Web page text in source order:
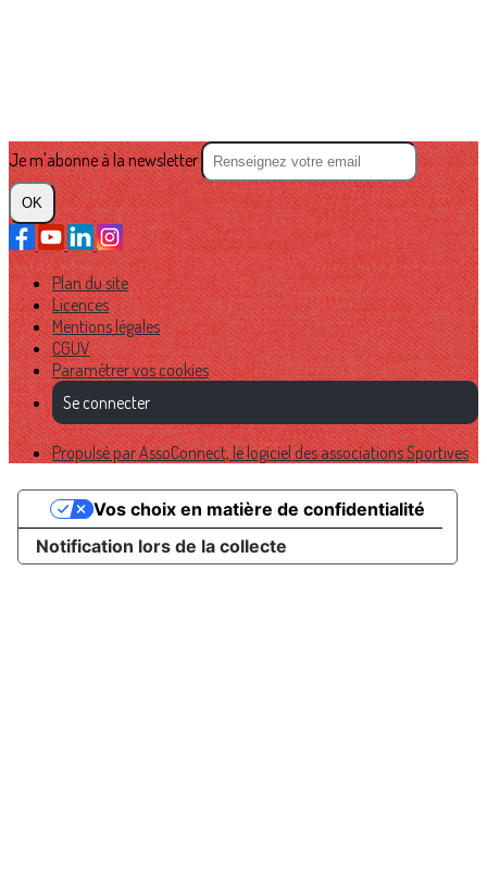
Je m'abonne à la newsletter
OK
Plan du site
Licences
Mentions légales
CGUV
Paramétrer vos cookies
Se connecter
Propulsé par AssoConnect, le logiciel des associations Sportives
Notification lors de la collecte
Vos choix en matière de confidentialité